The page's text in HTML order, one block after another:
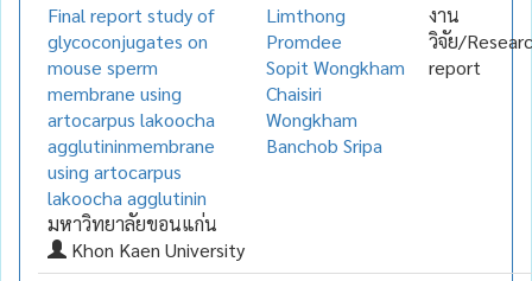
Final report study of
glycoconjugates on
mouse sperm
membrane using
artocarpus lakoocha
agglutininmembrane
using artocarpus
lakoocha agglutinin
มหาวิทยาลัยขอนแก่น
Khon Kaen University
Limthong
Promdee
Sopit Wongkham
Chaisiri
Wongkham
Banchob Sripa
งาน
วิจัย/
report